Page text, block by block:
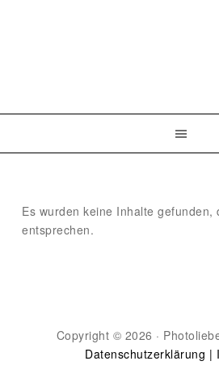
Es wurden keine Inhalte gefunden,
entsprechen.
Copyright © 2026 ·
Datenschutzerklärung |